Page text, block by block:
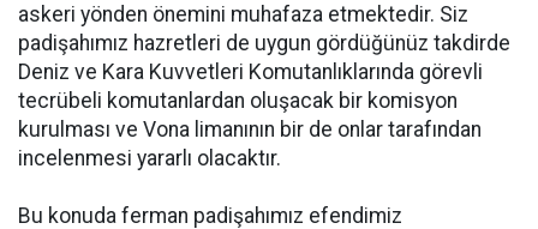
askeri yönden önemini muhafaza etmektedir. Siz
padişahımız hazretleri de uygun gördüğünüz takdirde
Deniz ve Kara Kuvvetleri Komutanlıklarında görevli
tecrübeli komutanlardan oluşacak bir komisyon
kurulması ve Vona limanının bir de onlar tarafından
incelenmesi yararlı olacaktır.
Bu konuda ferman padişahımız efendimiz